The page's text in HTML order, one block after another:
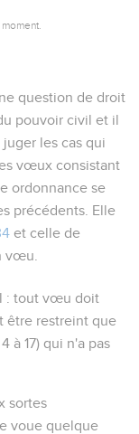
question de droit
pouvoir civil et il
les cas qui
vœux consistant
ordonnance se
précédents. Elle
et celle de
vœu.
: tout vœu doit
être restreint que
à 17) qui n'a pas
sortes
voue quelque